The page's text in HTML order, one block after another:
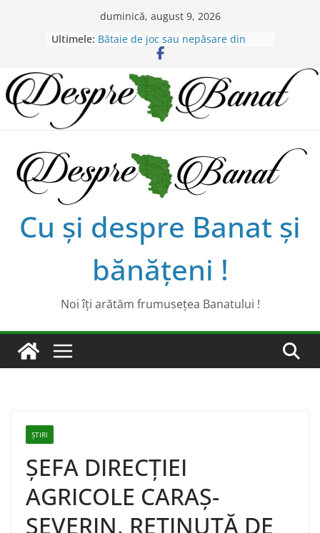
duminică, august 9, 2026
Ultimele:
Chilipiruri pentru micii viticultorii
bănăţeni !
Bătaie de joc sau nepăsare din
Lansarea de carte a lui Alex Murgoi
în Timișoara
Alex Murgoi, un glas al lumii
satului bănățean !
Alexandru Murgoi.
Cu şi despre Banat şi
bănăţeni !
Noi îţi arătăm frumuseţea Banatului !
ȘTIRI
ȘEFA DIRECȚIEI
AGRICOLE CARAȘ-
SEVERIN, REȚINUTĂ DE